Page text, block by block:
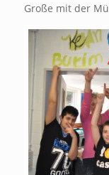
Große mit der